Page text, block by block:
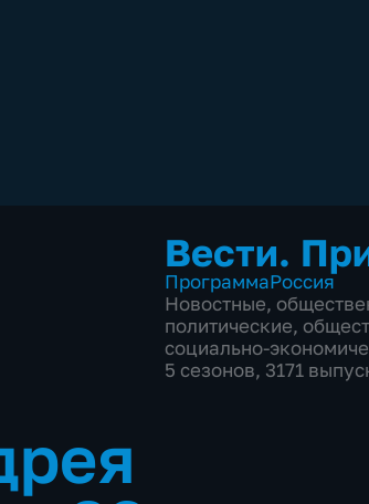
Вести.
ПрограммаРоссия
Новостные,
политические,
социально-
5 сезонов, 3171